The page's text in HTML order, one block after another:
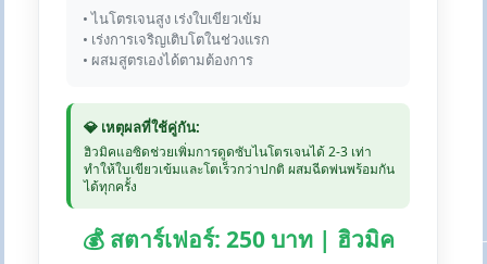
• ไนโตรเจนสูง เร่งใบเขียวเข้ม
• เร่งการเจริญเติบโตในช่วงแรก
• ผสมสูตรเองได้ตามต้องการ
💎 เหตุผลที่ใช้คู่กัน:
ฮิวมิคแอซิดช่วยเพิ่มการดูดซับไนโตรเจนได้ 2-3 เท่า
ทำให้ใบเขียวเข้มและโตเร็วกว่าปกติ ผสมฉีดพ่นพร้อมกัน
ได้ทุกครั้ง
💰 สตาร์เฟอร์: 250 บาท | ฮิวมิค